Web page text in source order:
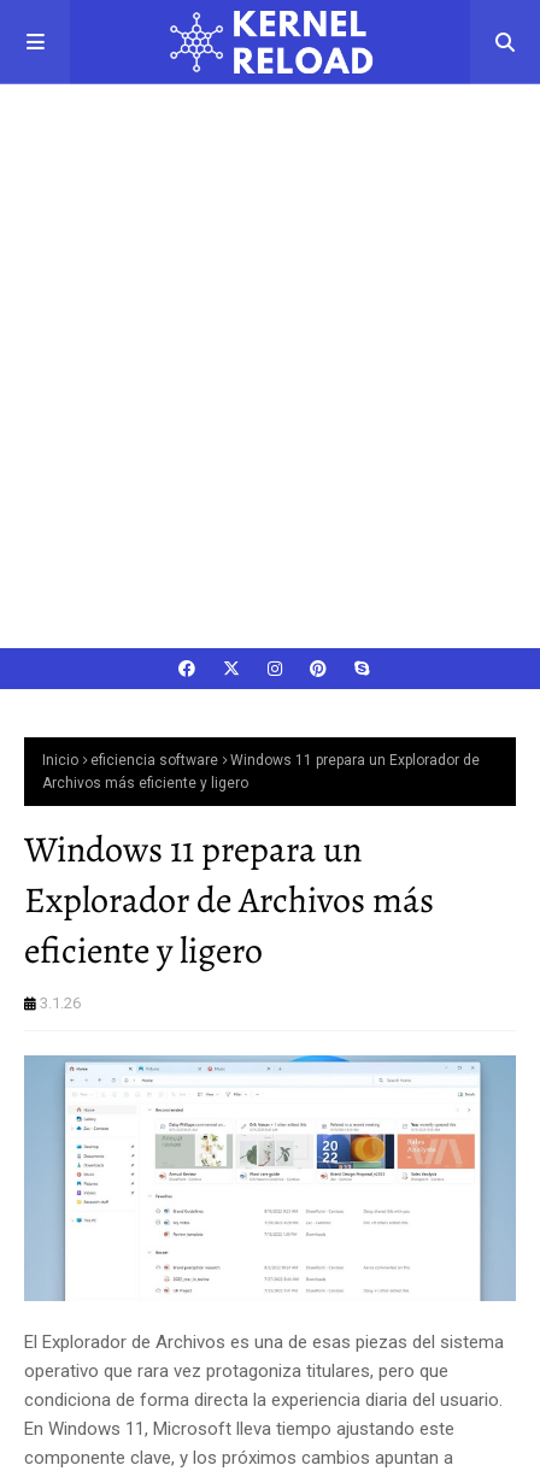
Inicio eficiencia software
Windows 11 prepara un Explorador de
Archivos más eficiente y ligero
Windows 11 prepara un
Explorador de Archivos más
eficiente y ligero
3.1.26
El Explorador de Archivos es una de esas piezas del sistema
operativo que rara vez protagoniza titulares, pero que
condiciona de forma directa la experiencia diaria del usuario.
En Windows 11, Microsoft lleva tiempo ajustando este
componente clave, y los próximos cambios apuntan a